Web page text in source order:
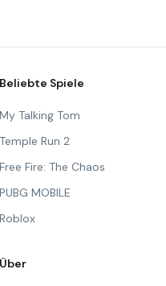
Beliebte Spiele
My Talking Tom
Temple Run 2
Free Fire: The Chaos
PUBG MOBILE
Roblox
Über